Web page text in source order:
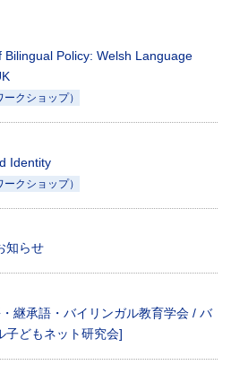
Policy: Welsh Language
クショップ）
Identity
クショップ）
知らせ
継承語・バイリンガル教育学会 / バ
子どもネット研究会]